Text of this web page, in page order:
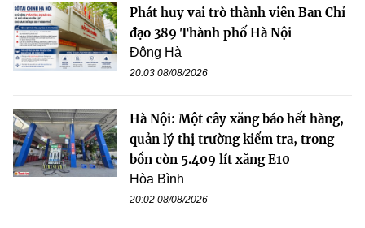
Phát huy vai trò thành viên Ban Chỉ
đạo 389 Thành phố Hà Nội
Đông Hà
20:03 08/08/2026
Hà Nội: Một cây xăng báo hết hàng,
quản lý thị trường kiểm tra, trong
bồn còn 5.409 lít xăng E10
Hòa Bình
20:02 08/08/2026